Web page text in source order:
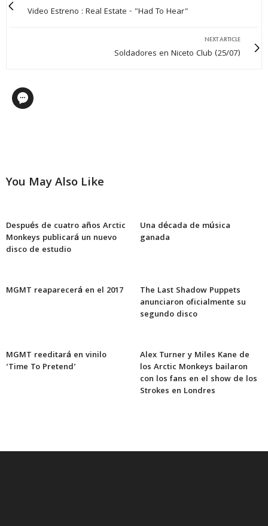
Video Estreno : Real Estate - "Had To Hear"
NEXT ARTICLE
Soldadores en Niceto Club (25/07)
You May Also Like
Después de cuatro años Arctic
Monkeys publicará un nuevo
disco de estudio
Una década de música
ganada
MGMT reaparecerá en el 2017
The Last Shadow Puppets
anunciaron oficialmente su
segundo disco
MGMT reeditará en vinilo
‘Time To Pretend’
Alex Turner y Miles Kane de
los Arctic Monkeys bailaron
con los fans en el show de los
Strokes en Londres